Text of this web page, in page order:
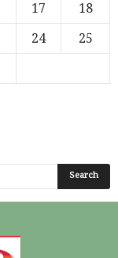
17
18
24
25